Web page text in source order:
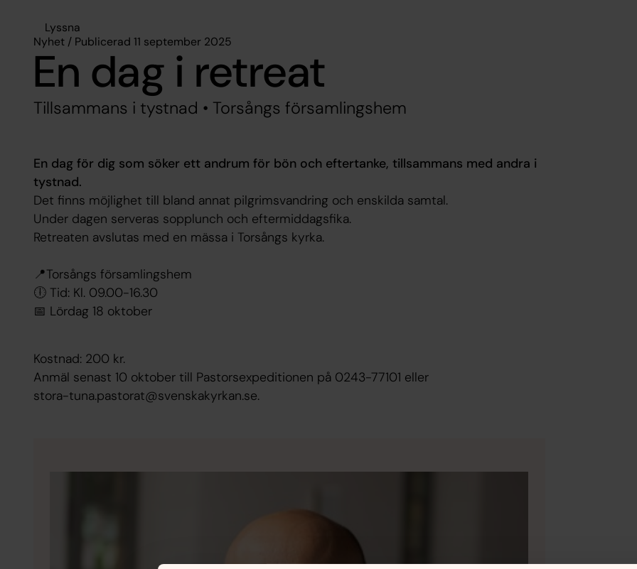
Lyssna
Nyhet / Publicerad 11 september 2025
En dag i retreat
Tillsammans i tystnad • Torsångs församlingshem
En dag för dig som söker ett andrum för bön och eftertanke, tillsammans med andra i
tystnad.
Det finns möjlighet till bland annat pilgrimsvandring och enskilda samtal.
Under dagen serveras sopplunch och eftermiddagsfika.
Retreaten avslutas med en mässa i Torsångs kyrka.
📍Torsångs församlingshem
🕕 Tid: Kl. 09.00-16.30
📅 Lördag 18 oktober
Kostnad: 200 kr.
Anmäl senast 10 oktober till Pastorsexpeditionen på 0243-77101 eller
stora-tuna.pastorat@svenskakyrkan.se.